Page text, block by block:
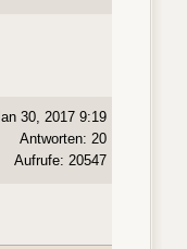
30, 2017 9:19
Antworten: 20
Aufrufe: 20547